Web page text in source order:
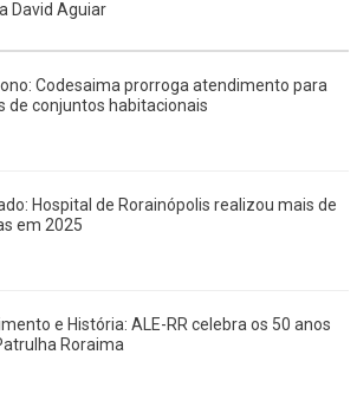
David Aguiar
Codesaima prorroga atendimento para
de conjuntos habitacionais
Hospital de Rorainópolis realizou mais de
em 2025
e História: ALE-RR celebra os 50 anos
Roraima